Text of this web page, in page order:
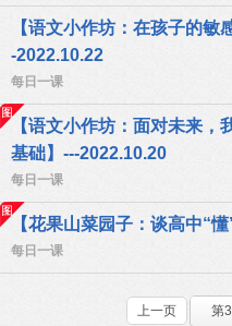
【语文小作坊：在孩子的
-2022.10.22
每日一课
【语文小作坊：面对未来
基础】---2022.10.20
每日一课
【花果山菜园子：谈高中“
每日一课
上一页 第